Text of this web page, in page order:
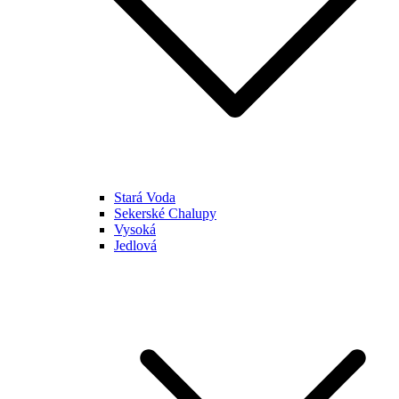
Stará Voda
Sekerské Chalupy
Vysoká
Jedlová